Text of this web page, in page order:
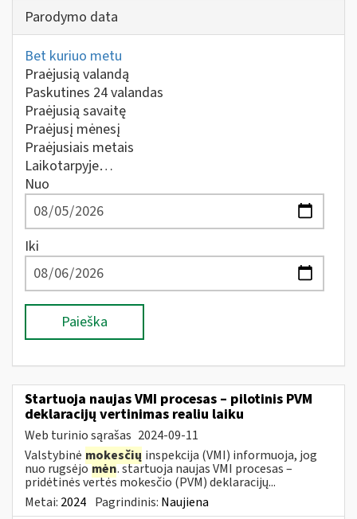
Parodymo data
Bet kuriuo metu
Praėjusią valandą
Paskutines 24 valandas
Praėjusią savaitę
Praėjusį mėnesį
Praėjusiais metais
Laikotarpyje…
Nuo
Iki
Paieška
Startuoja naujas VMI procesas – pilotinis PVM
deklaracijų vertinimas realiu laiku
Web turinio sąrašas 2024-09-11
Valstybinė mokesčių inspekcija (VMI) informuoja, jog
nuo rugsėjomėn. startuoja naujas VMI procesas –
pridėtinės vertės mokesčio (PVM) deklaracijų...
Metai: 2024 Pagrindinis: Naujiena